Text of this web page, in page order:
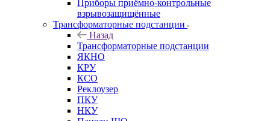
Приборы приёмно-контрольные
взрывозащищённые
Трансформаторные подстанции
Назад
Трансформаторные подстанции
ЯКНО
КРУ
КСО
Реклоузер
ПКУ
НКУ